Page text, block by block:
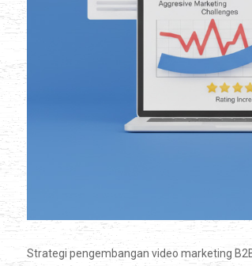
Strategi pengembangan video marketing